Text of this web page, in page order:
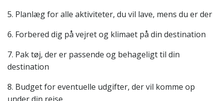
5. Planlæg for alle aktiviteter, du vil lave, mens du er der
6. Forbered dig på vejret og klimaet på din destination
7. Pak tøj, der er passende og behageligt til din
destination
8. Budget for eventuelle udgifter, der vil komme op